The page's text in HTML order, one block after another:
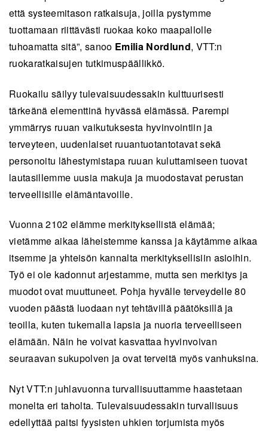
että systeemitason ratkaisuja, joilla pystymme
tuottamaan riittävästi ruokaa koko maapallolle
tuhoamatta sitä”, sanoo Emilia Nordlund, VTT:n
ruokaratkaisujen tutkimuspäällikkö.
Ruokailu säilyy tulevaisuudessakin kulttuurisesti
tärkeänä elementtinä hyvässä elämässä. Parempi
ymmärrys ruuan vaikutuksesta hyvinvointiin ja
terveyteen, uudenlaiset ruuantuotantotavat sekä
personoitu lähestymistapa ruuan kuluttamiseen tuovat
lautasillemme uusia makuja ja muodostavat perustan
terveellisille elämäntavoille.
Vuonna 2102 elämme merkityksellistä elämää;
vietämme aikaa läheistemme kanssa ja käytämme aikaa
itsemme ja yhteisön kannalta merkityksellisiin asioihin.
Työ ei ole kadonnut arjestamme, mutta sen merkitys ja
muodot ovat muuttuneet. Pohja hyvälle terveydelle 80
vuoden päästä luodaan nyt tehtävillä päätöksillä ja
teoilla, kuten tukemalla lapsia ja nuoria terveelliseen
elämään. Näin he voivat kasvattaa hyvinvoivan
seuraavan sukupolven ja ovat terveitä myös vanhuksina.
Nyt VTT:n juhlavuonna turvallisuuttamme haastetaan
monelta eri taholta. Tulevaisuudessakin turvallisuus
edellyttää paitsi fyysisten uhkien torjumista myös